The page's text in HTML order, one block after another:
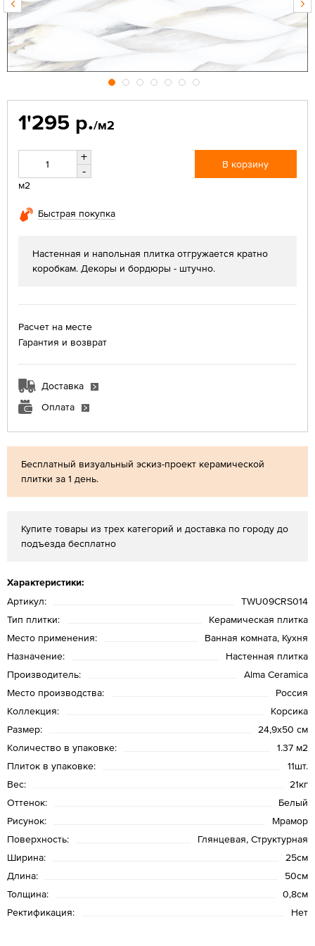
Бесплатный визуальный эскиз-проект керамической
плитки за 1 день.
Купите товары из трех категорий и доставка по городу до
подъезда бесплатно
Характеристики:
Артикул:
TWU09CRS014
Тип плитки:
Керамическая плитка
Место применения:
Ванная комната, Кухня
Назначение:
Настенная плитка
Производитель:
Alma Ceramica
Место производства:
Россия
Коллекция:
Корсика
Размер:
24,9x50 см
Количество в упаковке:
1.37 м2
Плиток в упаковке:
11шт.
Вес:
21кг
Оттенок:
Белый
Рисунок:
Мрамор
Поверхность:
Глянцевая, Структурная
Ширина:
25см
Длина:
50см
Толщина:
0,8см
Ректификация:
Нет
1'295 р./м2
+
-
м2
В корзину
Быстрая покупка
Настенная и напольная плитка отгружается кратно
коробкам. Декоры и бордюры - штучно.
Расчет на месте
Гарантия и возврат
Доставка
Оплата